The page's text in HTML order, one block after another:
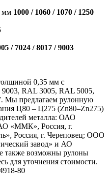
мм 1000 / 1060 / 1070 / 1250
/ 7024 / 8017 / 9003
0,35 мм с
RAL 3005, RAL 5005,
Мы предлагаем рулонную
Ц80 – Ц275 (Zn80–Zn275)
металла: ОАО
«ММК», Россия, г.
Россия, г. Череповец; ООО
завод» и АО
также возможны рулоны
для уточнения стоимости.
80